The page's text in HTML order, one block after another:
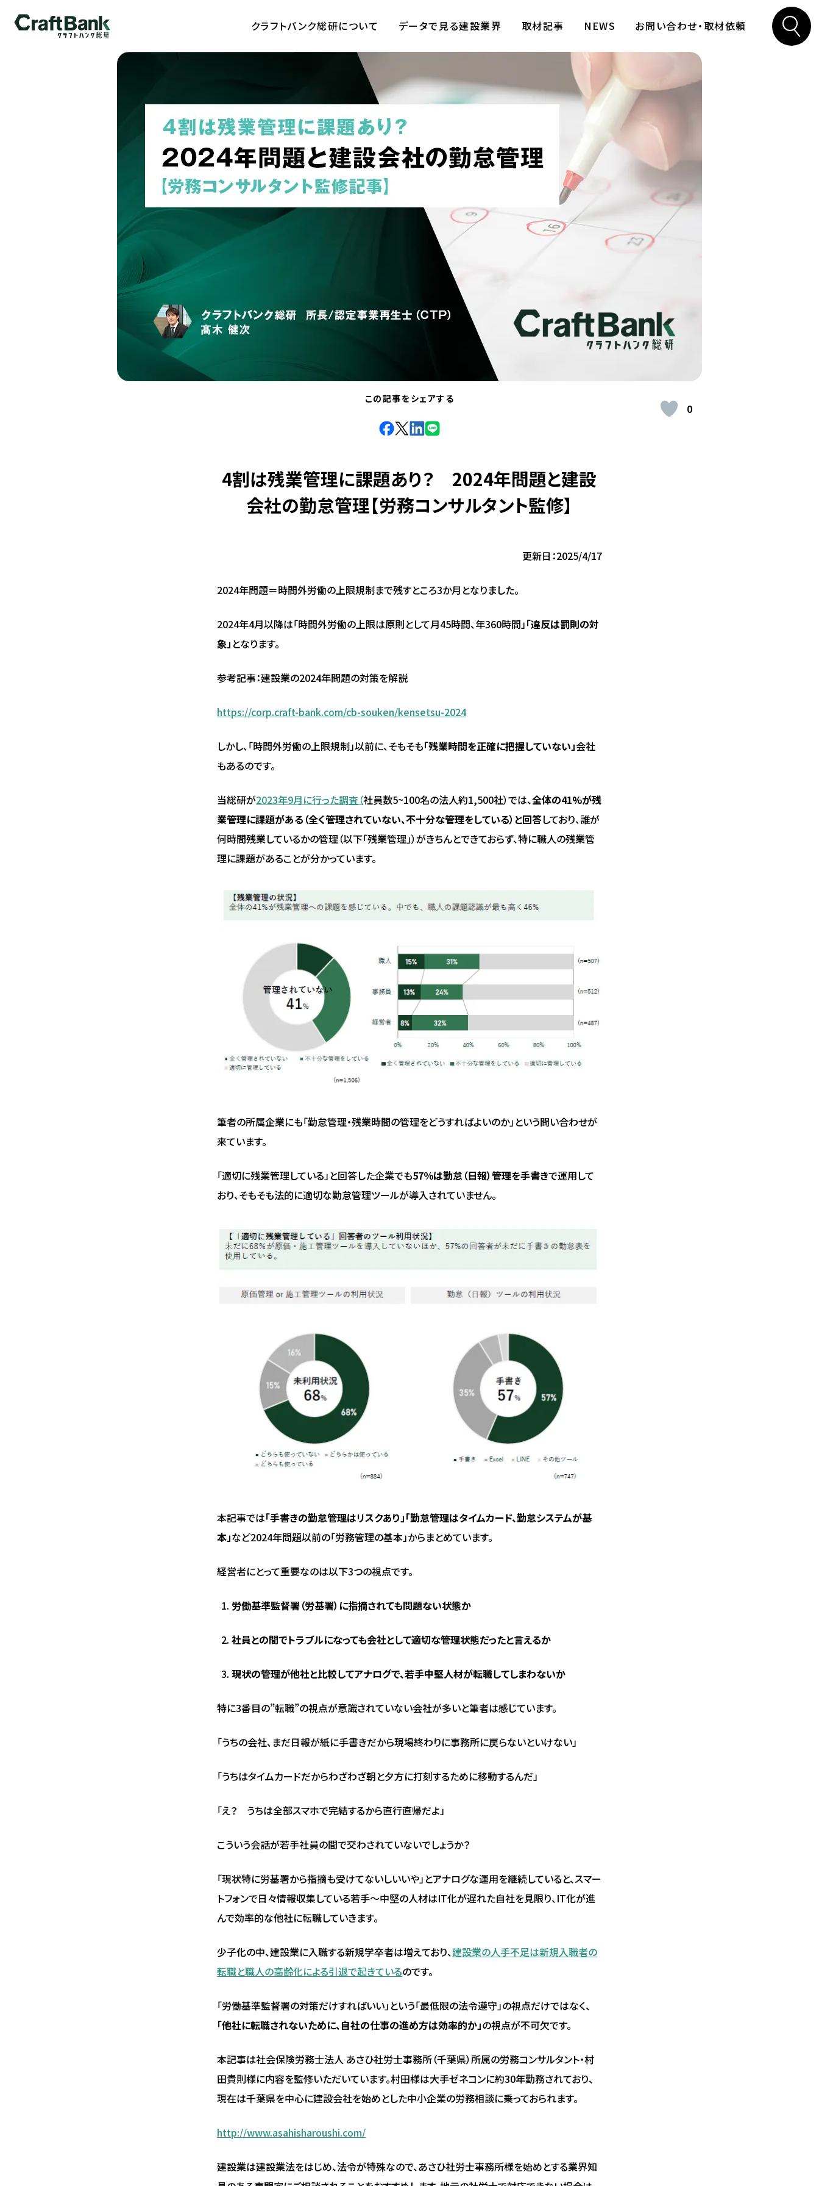
クラフトバンク総研について データで見る建設業界 取材記事 NEWS お問い合わせ・取材依頼
この記事をシェアする
facebook
X LinkdIn
0
4割は残業管理に課題あり？ 2024年問題と建設
会社の勤怠管理【労務コンサルタント監修】
更新日：2025/4/17
2024年問題＝時間外労働の上限規制まで残すところ3か月となりました。
2024年4月以降は「時間外労働の上限は原則として月45時間、年360時間」「違反は罰則の対
象」 となります。
参考記事：建設業の2024年問題の対策を解説
https://corp.craft-bank.com/cb-souken/kensetsu-2024
しかし、「時間外労働の上限規制」以前に、そもそも「残業時間を正確に把握していない」会社
もあるのです。
当総研が2023年9月に行った調査（社員数5~100名の法人約1,500社）では、全体の41%が残
業管理に課題がある（全く管理されていない、不十分な管理をしている）と回答しており、誰が
何時間残業しているかの管理（以下「残業管理」）がきちんとできておらず、特に職人の残業管
理に課題があることが分かっています。
筆者の所属企業にも「勤怠管理・残業時間の管理をどうすればよいのか」という問い合わせが
来ています。
「適切に残業管理している」と回答した企業でも57％は勤怠（日報）管理を手書きで運用して
おり、そもそも法的に適切な勤怠管理ツールが導入されていません。
本記事では「手書きの勤怠管理はリスクあり」「勤怠管理はタイムカード、勤怠システムが基
本」など2024年問題以前の「労務管理の基本」からまとめています。
経営者にとって重要なのは以下3つの視点です。
労働基準監督署（労基署）に指摘されても問題ない状態か
社員との間でトラブルになっても会社として適切な管理状態だったと言えるか
現状の管理が他社と比較してアナログで、若手中堅人材が転職してしまわないか
特に3番目の”転職”の視点が意識されていない会社が多いと筆者は感じています。
「うちの会社、まだ日報が紙に手書きだから現場終わりに事務所に戻らないといけない」
「うちはタイムカードだからわざわざ朝と夕方に打刻するために移動するんだ」
「え？ うちは全部スマホで完結するから直行直帰だよ」
こういう会話が若手社員の間で交わされていないでしょうか？
「現状特に労基署から指摘も受けてないしいいや」とアナログな運用を継続していると、スマー
トフォンで日々情報収集している若手～中堅の人材はIT化が遅れた自社を見限り、IT化が進
んで効率的な他社に転職していきます。
少子化の中、建設業に入職する新規学卒者は増えており、建設業の人手不足は新規入職者の
転職と職人の高齢化による引退で起きているのです。
「労働基準監督署の対策だけすればいい」という「最低限の法令遵守」の視点だけではなく、
「他社に転職されないために、自社の仕事の進め方は効率的か」の視点が不可欠です。
本記事は社会保険労務士法人 あさひ社労士事務所（千葉県）所属の労務コンサルタント・村
田貴則様に内容を監修いただいています。村田様は大手ゼネコンに約30年勤務されており、
現在は千葉県を中心に建設会社を始めとした中小企業の労務相談に乗っておられます。
http://www.asahisharoushi.com/
建設業は建設業法をはじめ、法令が特殊なので、あさひ社労士事務所様を始めとする業界知